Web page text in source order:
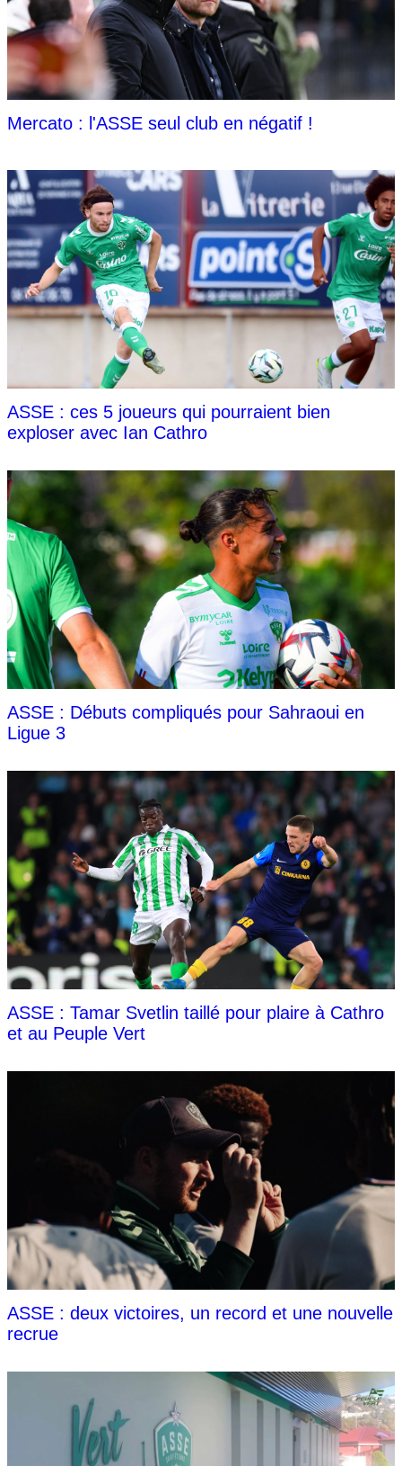
Mercato : l'ASSE seul club en négatif !
ASSE : ces 5 joueurs qui pourraient bien
exploser avec Ian Cathro
ASSE : Débuts compliqués pour Sahraoui en
Ligue 3
ASSE : Tamar Svetlin taillé pour plaire à Cathro
et au Peuple Vert
ASSE : deux victoires, un record et une nouvelle
recrue